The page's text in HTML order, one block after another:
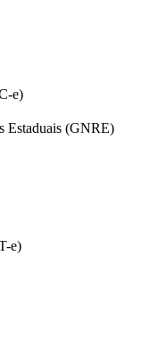
e)
Estaduais (GNRE)
e)